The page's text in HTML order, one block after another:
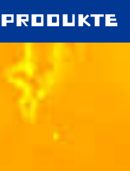
PRODUKTE